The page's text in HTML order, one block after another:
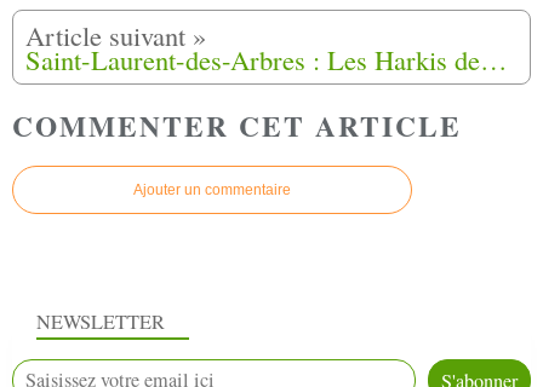
Saint-Laurent-des-Arbres : Les Harkis demandent réparation à la France
COMMENTER CET ARTICLE
Ajouter un commentaire
NEWSLETTER